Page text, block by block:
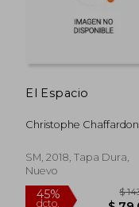
El Espacio
Christophe Chaffardon
SM, 2018, Tapa Dura,
Nuevo